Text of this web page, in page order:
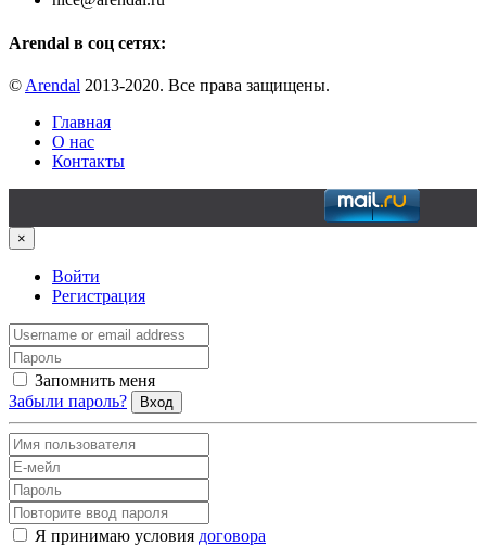
Arendal в соц сетях:
© Arendal 2013-2020. Все права защищены.
Главная
О нас
Контакты
×
Войти
Регистрация
Запомнить меня
Забыли пароль?
Вход
Я принимаю условия договора